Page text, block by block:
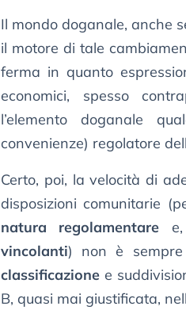
Il mondo doganale, anche
il motore di tale
ferma in quanto
economici, spesso
l’elemento doganale
convenienze) regolatore
Certo, poi, la velocità di
disposizioni comunitarie
natura regolamentare
vincolanti) non è
classificazione e
B, quasi mai giustificata,